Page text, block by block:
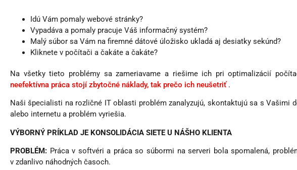
Idú Vám pomaly webové stránky?
Vypadáva a pomaly pracuje Váš informačný systém?
Malý súbor sa Vám na firemné dátové úložisko ukladá aj desiatky sekúnd?
Kliknete v počítači a čakáte a čakáte?
Na všetky tieto problémy sa zameriavame a riešime ich pri optimalizácií
neefektívna práca stojí zbytočné náklady, tak prečo ich neušetriť .
Naši špecialisti na rozličné IT oblasti problém zanalyzujú, skontaktujú sa s Vašimi
alebo internetu a problém vyriešia.
VÝBORNÝ PRÍKLAD JE KONSOLIDÁCIA SIETE U NÁŠHO KLIENTA
PROBLÉM: Práca v softvéri a práca so súbormi na serveri bola spomalená,
v zdanlivo náhodných časoch.